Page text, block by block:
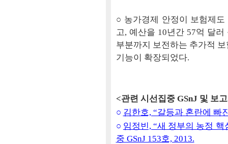
○ 농가경제 안정이 보험제
고, 예산을 10년간 57억 달
부분까지 보전하는 추가적
기능이 확장되었다.
<관련 시선집중 GSnJ 및 보
○ 김한호, “갈등과 혼란에 빠
○ 임정빈, “새 정부의 농정
중 GSnJ 153호, 2013.